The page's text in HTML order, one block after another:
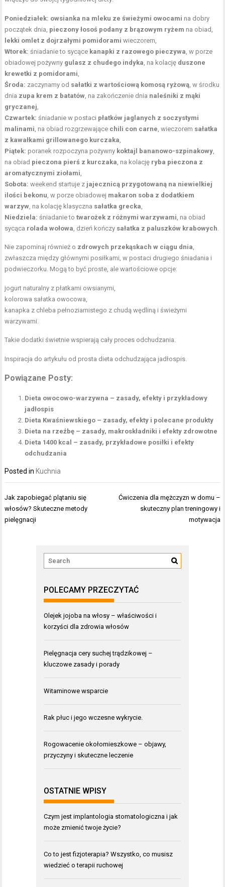
Poniedziałek: owsianka na mleku ze świeżymi owocami na dobry
początek dnia, pieczony łosoś podany z brązowym ryżem na obiad,
lekki omlet z dojrzałymi pomidorami wieczorem,
Wtorek: śniadanie to sycące kanapki z razowego pieczywa , w porze
obiadowej pożywny gulasz z chudego indyka , na kolację duszone
krewetki z pomidorami
Środa: zaczynamy od sałatki z wartościową komosą ryżową , w środku
dnia zupa krem z batatów , na zakończenie dnia naleśniki z mąki
gryczanej
Czwartek: śniadanie w postaci płatków jaglanych z soczystymi
malinami , na obiad rozgrzewające chili con carne , wieczorem sałatka
z kawałkami grillowanego kurczaka
Piątek: poranek rozpoczyna pożywny koktajl bananowo-szpinakowy
na obiad pieczona pierś z kurczaka , na kolację ryba pieczona z
aromatycznymi ziołami
Sobota: weekend startuje z jajecznicą przygotowaną na niewielkiej
ilości bekonu , w porze obiadowej makaron soba z dodatkiem
warzyw , na kolację klasyczna sałatka grecka
Niedziela: śniadanie totwarożek z różnymi warzywami , na obiad
sycąca rolada wołowa , dzień kończy sałatka z paluszków krabowych
Nie zapominaj również o zdrowych przekąskach w ciągu dnia
zwłaszcza między głównymi posiłkami, w postaci drugiego śniadania i
podwieczorku. Mogą to być proste, ale wartościowe opcje:
jogurt naturalny z płatkami owsianymi,
kolorowa sałatka owocowa,
kanapka z chleba pełnoziarnistego z chudą wędliną i świeżymi
warzywami.
Takie dodatki świetnie wspierają cały proces odchudzania.
Inspiracja do artykułu od prosta dieta odchudzająca jadłospis
Powiązane Posty:
Dieta owocowo-warzywna – zasady, efekty i przykładowy
jadłospis
Dieta Kwaśniewskiego – zasady, efekty i polecane produkty
Dieta na rzeźbę – zasady, makroskładniki i efekty zdrowotne
Dieta 1400 kcal – zasady, przykładowe posiłki i efekty
odchudzania
Posted in Kuchnia
Nawigacja
wpisu
Jak zapobiegać plątaniu się
włosów? Skuteczne metody
pielęgnacji
Ćwiczenia dla mężczyzn w domu –
skuteczny plan treningowy i
motywacja
POLECAMY PRZECZYTAĆ
Olejek jojoba na włosy – właściwości i
korzyści dla zdrowia włosów
Pielęgnacja cery suchej trądzikowej –
kluczowe zasady i porady
Witaminowe wsparcie
Rak płuc i jego wczesne wykrycie.
Rogowacenie okołomieszkowe – objawy,
przyczyny i skuteczne leczenie
OSTATNIE WPISY
Czym jest implantologia stomatologiczna i jak
może zmienić twoje życie?
Co to jest fizjoterapia? Wszystko, co musisz
wiedzieć o terapii ruchowej